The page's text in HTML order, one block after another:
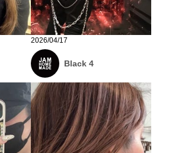
2026/04/17
Black 4